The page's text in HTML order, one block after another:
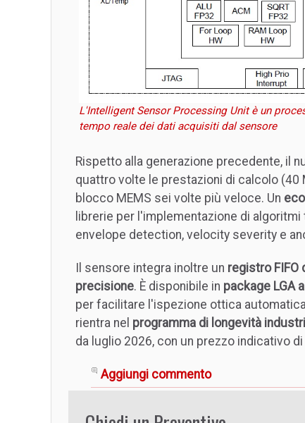
L'Intelligent Sensor Processing Unitè un
tempo reale dei dati acquisiti dal sensore
Rispetto alla generazione precedente, il
quattro volte le prestazioni di calcolo (40
blocco MEMS sei volte più veloce. Un
librerie per l'implementazione di
envelope detection, velocity severity e
Il sensore integra inoltre un registro FIFO
precisione. È disponibile in package LGA
per facilitare l'ispezione ottica
rientra nel programma di longevità
da luglio 2026, con un prezzo indicativo
Aggiungi commento